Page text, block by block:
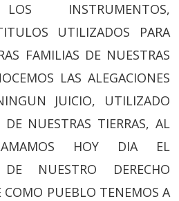
LOS INSTRUMENTOS,
UTILIZADOS PARA
FAMILIAS DE NUESTRAS
LAS ALEGACIONES
JUICIO, UTILIZADO
DE NUESTRAS TIERRAS, AL
HOY DIA EL
DE NUESTRO DERECHO
PUEBLO TENEMOS A